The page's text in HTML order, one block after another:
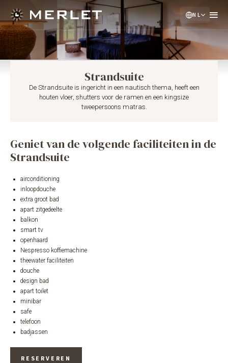
NL
Strandsuite
De Strandsuite is ingericht in een nautisch thema, heeft een
houten vloer, shutters voor de ramen en een kingsize
tweepersoons matras.
Geniet van de volgende faciliteiten in de
Strandsuite
airconditioning
inloopdouche
extra groot bad
apart zitgedeelte
balkon
smart tv
openhaard
Nespresso koffiemachine
theewater faciliteiten
douche
design bad
apart toilet
minibar
safe
telefoon
badjassen
RESERVEREN